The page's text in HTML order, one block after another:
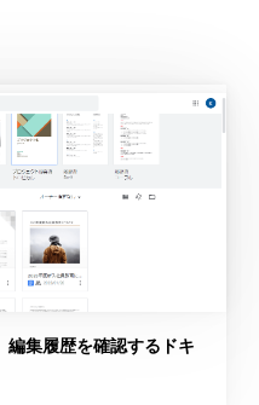
編集履歴を確認するドキ